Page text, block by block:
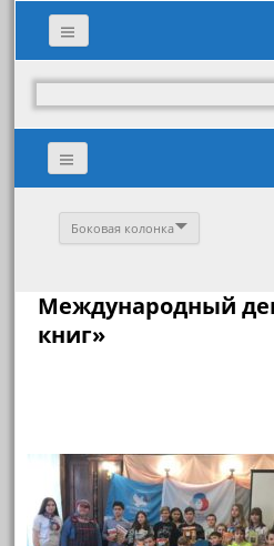
Боковая колонка
Международный
книг»